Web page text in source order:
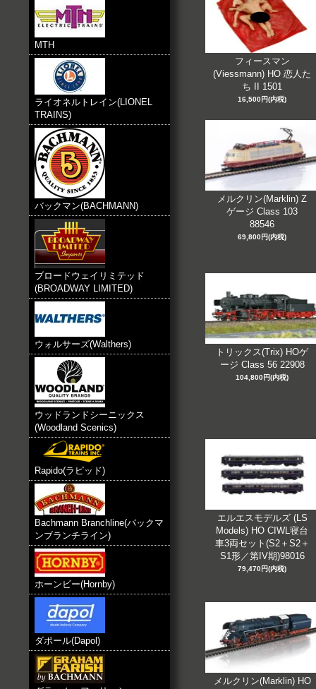
MTH
ライオネルトレイン(LIONEL
TRAINS)
バックマン(BACHMANN)
ブロードウェイリミテッド
(BROADWAY LIMITED)
ウォルサーズ(Walthers)
ウッドランドシーニックス
(Woodland Scenics)
Rapido(ラピッド)
Bachmann Branchline(バックマ
ンブランチライン)
ホーンビー(Hornby)
ダポール(Dapol)
フィースマン
(Viessmann) HO 恋人た
ち II 1501
16,500円(内税)
メルクリン(Marklin) Z
ゲージ Class 103
88546
69,800円(内税)
トリックス(Trix) HOゲ
ージ Class 56 22908
104,800円(内税)
エルエスモデルズ (LS
Models) HO CIWL寝台
車3両セット(S2＋S2＋
S1形／第IV期)98016
79,470円(内税)
メルクリン(Marklin) HO